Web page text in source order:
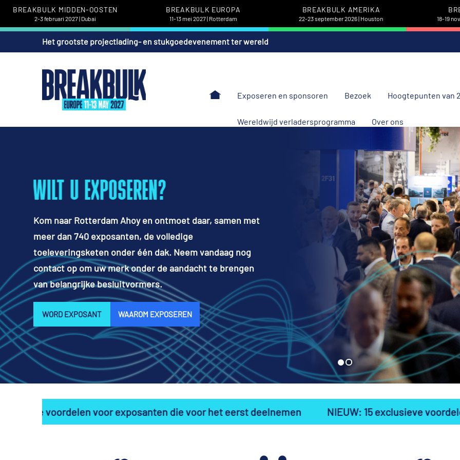
BREAKBULK MIDDEN-OOSTEN
2-3 februari 2027 | Dubai
BREAKBULK EUROPA
11-13 mei 2027 | Rotterdam
BREAKBULK AMERIKA
22-23 september 2026 | Houston 18-19
Het grootste projectlading- en stukgoedevenement ter wereld
Exposeren en sponsoren Bezoek Hoogtepunten van
Wereldwijd verladersprogramma Over ons
WILT U EXPOSEREN?
Kom naar Rotterdam Ahoy en ontmoet daar, samen met
meer dan 740 exposanten, de volledige
toeleveringsketen onder één dak. Neem vandaag nog
contact op om uw merk onder de aandacht te brengen
van belangrijke besluitvormers.
WORD EXPOSANT WAAROM EXPOSEREN
voor exposanten die voor het eerst deelnemen NIEUW: 15 exclusieve voordelen voor